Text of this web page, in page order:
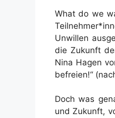
What do we
Unwillen
die Zukunft
Nina Hagen
befreien!“
Doch was
und Zukunft,